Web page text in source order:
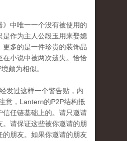
》中唯一一个没有被使用的
是作为主人公段玉用来娶媳
更多的是一件珍贵的装饰品
在小说中被两次遗失。恰恰
颇为相似。
发过这样一个警告贴，内
意，Lantern的P2P结构抵
信任链基础上的。请只邀请
。请保证这些被你邀请的朋
的朋友。如果你邀请的朋友